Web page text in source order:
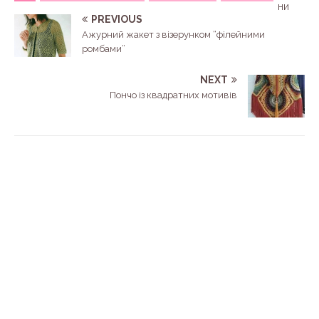
ни
PREVIOUS
Ажурний жакет з візерунком “філейними
ромбами”
NEXT
Пончо із квадратних мотивів